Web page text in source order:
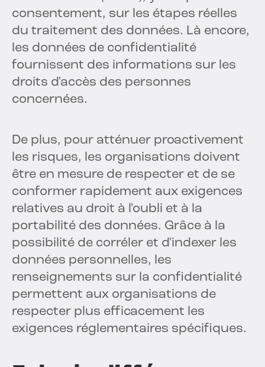
consentement, sur les étapes réelles
du traitement des données. Là encore,
les données de confidentialité
fournissent des informations sur les
droits d'accès des personnes
concernées.
De plus, pour atténuer proactivement
les risques, les organisations doivent
être en mesure de respecter et de se
conformer rapidement aux exigences
relatives au droit à l'oubli et à la
portabilité des données. Grâce à la
possibilité de corréler et d'indexer les
données personnelles, les
renseignements sur la confidentialité
permettent aux organisations de
respecter plus efficacement les
exigences réglementaires spécifiques.